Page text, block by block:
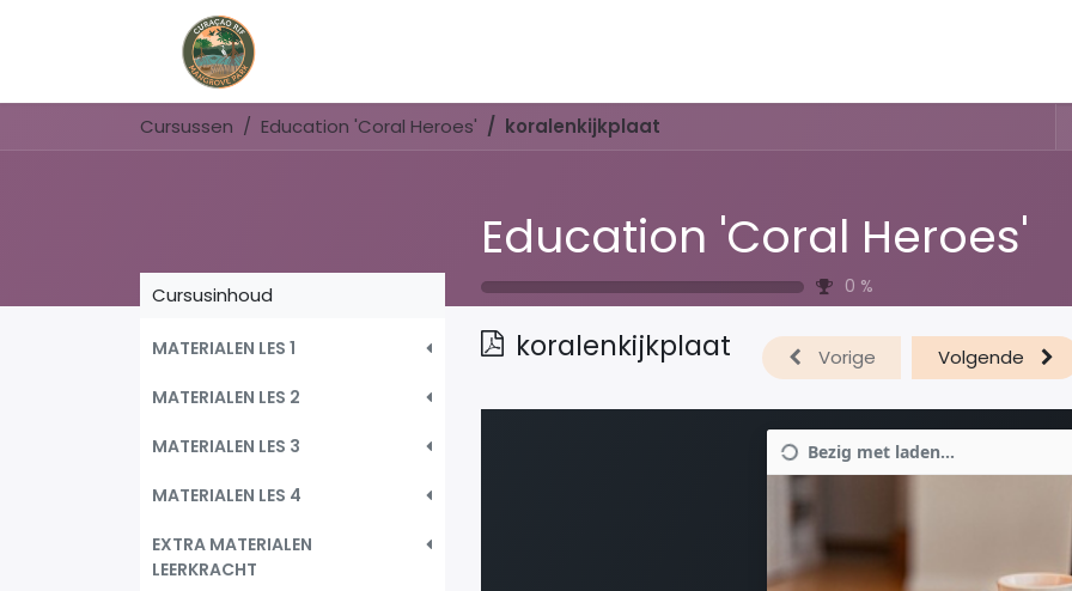
Cursussen Education 'Coral Heroes' koralenkijkplaat
Education 'Coral Heroes'
0 %
Cursusinhoud
MATERIALEN LES 1
MATERIALEN LES 2
MATERIALEN LES 3
MATERIALEN LES 4
EXTRA MATERIALEN
LEERKRACHT
koralenkijkplaat Vorige Volgende